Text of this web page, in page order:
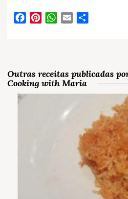
FacebookPinterestWhatsApp
Email
Outras receitas publicadas
Cooking with Maria